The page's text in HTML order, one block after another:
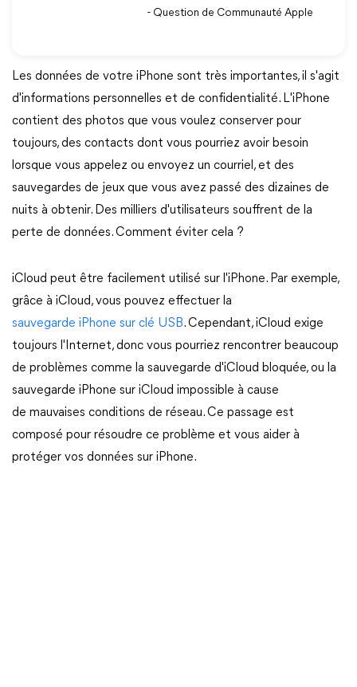
- Question de Communauté Apple
Les données de votre iPhone sont très importantes, il s'agit
d'informations personnelles et de confidentialité. L'iPhone
contient des photos que vous voulez conserver pour
toujours, des contacts dont vous pourriez avoir besoin
lorsque vous appelez ou envoyez un courriel, et des
sauvegardes de jeux que vous avez passé des dizaines de
nuits à obtenir. Des milliers d'utilisateurs souffrent de la
perte de données. Comment éviter cela ?
iCloud peut être facilement utilisé sur l'iPhone. Par exemple,
grâce à iCloud, vous pouvez effectuer la
sauvegarde iPhone sur clé USB. Cependant, iCloud exige
toujours l'Internet, donc vous pourriez rencontrer beaucoup
de problèmes comme la sauvegarde d'iCloud bloquée, ou la
sauvegarde iPhone sur iCloud impossible à cause
de mauvaises conditions de réseau. Ce passage est
composé pour résoudre ce problème et vous aider à
protéger vos données sur iPhone.